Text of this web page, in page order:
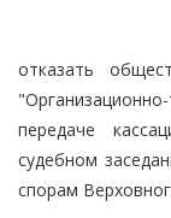
отказать
передаче
судебном
спорам